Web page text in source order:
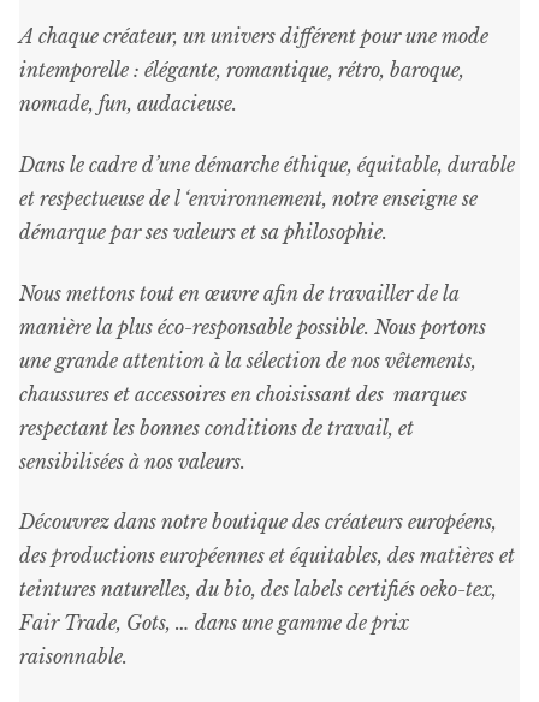
A chaque créateur, un univers différent pour une mode
intemporelle : élégante, romantique, rétro, baroque,
nomade, fun, audacieuse.
Dans le cadre d’une démarche éthique, équitable, durable
et respectueuse de l ‘environnement, notre enseigne se
démarque par ses valeurs et sa philosophie.
Nous mettons tout en œuvre afin de travailler de la
manière la plus éco-responsable possible. Nous portons
une grande attention à la sélection de nos vêtements,
chaussures et accessoires en choisissant des marques
respectant les bonnes conditions de travail, et
sensibilisées à nos valeurs.
Découvrez dans notre boutique des créateurs européens,
des productions européennes et équitables, des matières et
teintures naturelles, du bio, des labels certifiés oeko-tex,
Fair Trade, Gots, … dans une gamme de prix
raisonnable.